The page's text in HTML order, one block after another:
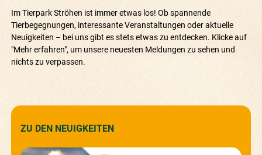
Im Tierpark Ströhen ist immer etwas los! Ob spannende
Tierbegegnungen, interessante Veranstaltungen oder aktuelle
Neuigkeiten – bei uns gibt es stets etwas zu entdecken. Klicke auf
"Mehr erfahren", um unsere neuesten Meldungen zu sehen und
nichts zu verpassen.
ZU DEN NEUIGKEITEN